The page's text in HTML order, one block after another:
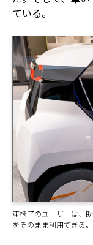
ている。
車椅子のユーザーは、
をそのまま利用できる。